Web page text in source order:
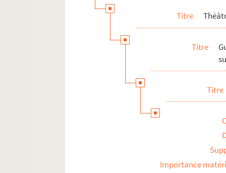
Correspondance
Portraits
Célébration et rayonnement
Pierre-Marcel Adéma
Titre
Titre
Titre
Importance